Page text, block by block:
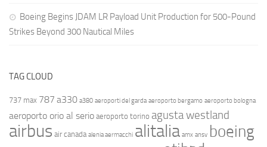
Boeing Begins JDAM LR Payload Unit Production for 500-Pound
Strikes Beyond 300 Nautical Miles
TAG CLOUD
737 max 787 a330 a380 aeroporti del garda aeroporto bergamo aeroporto bologna
aeroporto orio al serio aeroporto torino agusta westland
airbus air canada alenia aermacchi alitalia amx ansv boeing